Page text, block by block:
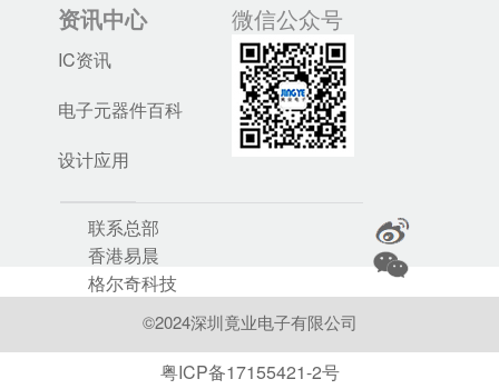
资讯中心
IC资讯
电子元器件百科
设计应用
微信公众号
联系总部
香港易晨
格尔奇科技
©2024深圳竟业电子有限公司
粤ICP备17155421-2号